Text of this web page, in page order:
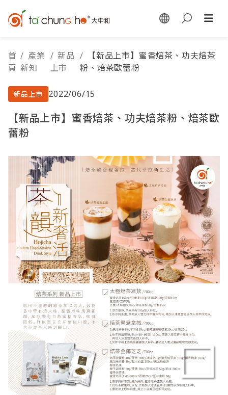
首
頁
/ 產業
新知
/ 新品
上市
/
【新品上市】蜜香焙茶、功夫焙茶
粉、焙茶歐蕾粉
新品上市 2022/06/15
【新品上市】蜜香焙茶、功夫焙茶粉、焙茶歐
蕾粉